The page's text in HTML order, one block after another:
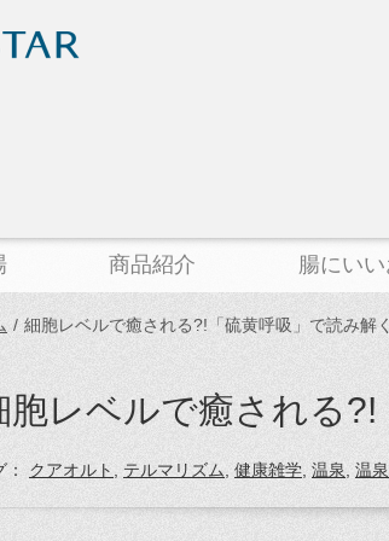
商品紹介 腸にい
/ 細胞レベルで癒される?!「硫黄呼吸」で読み解
胞レベルで癒される
： クアオルト テルマリズム 健康雑学 温泉 温